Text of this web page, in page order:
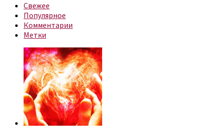
Свежее
Популярное
Комментарии
Метки